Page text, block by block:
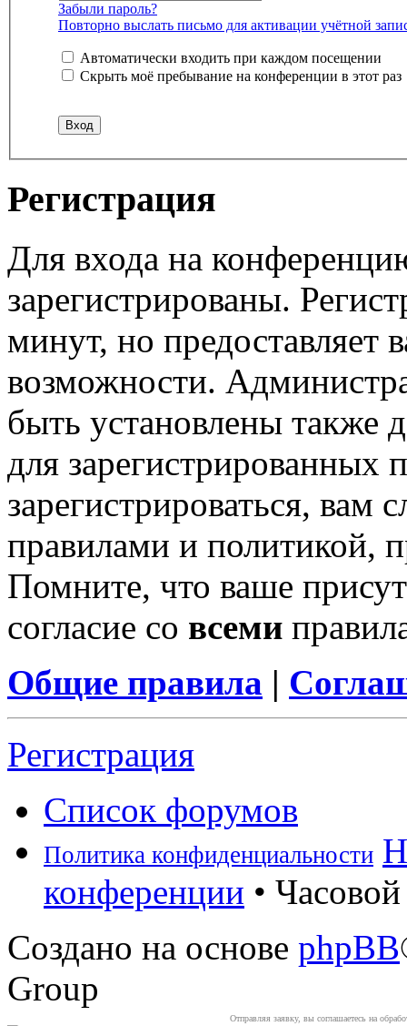
Забыли пароль?
Повторно выслать письмо для активации учётной
Автоматически входить при каждом посещении
Скрыть моё пребывание на конференции в этот раз
Регистрация
Для входа на
зарегистрированы.
минут, но предоставляет
возможности.
быть установлены также
для зарегистрированных
зарегистрироваться, вам
правилами и политикой,
Помните, что ваше
согласие со всеми
Общие правила |
Регистрация
Список форумов
Политика конфиденциальности
конференции •
Создано на основе phpBB
Group
Отправляя заявку, вы соглашаетесь на